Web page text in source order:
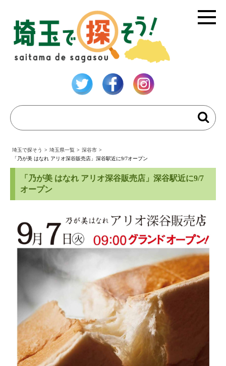
埼玉で探そう > 埼玉県一覧 > 深谷市 >
「乃が美 はなれ アリオ深谷販売店」深谷駅近に9/7オープン
「乃が美 はなれ アリオ深谷販売店」深谷駅近に9/7
オープン